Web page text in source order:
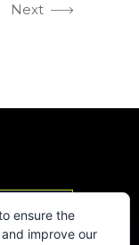
Next

ensure the
improve our